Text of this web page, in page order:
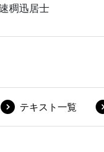
忠速稠迅居
テキスト一覧